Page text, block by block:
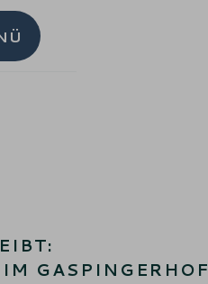
GASPINGERHOF